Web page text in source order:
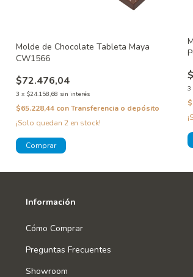
Molde de Chocolate Tableta Maya
CW1566
$72.476,04
3 x $24.158,68 sin interés
$65.228,44 conTransferencia o depósito
¡Solo quedan 2 en stock!
3
Información
Cómo Comprar
Preguntas Frecuentes
Showroom